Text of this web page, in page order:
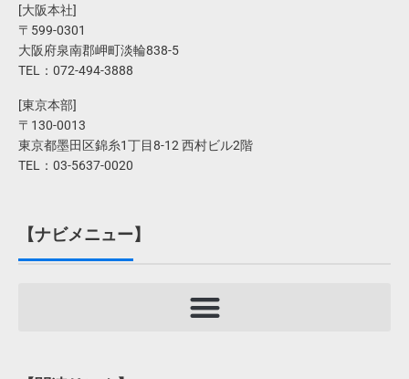
[大阪本社]
〒599-0301
大阪府泉南郡岬町淡輪838-5
TEL：072-494-3888
[東京本部]
〒130-0013
東京都墨田区錦糸1丁目8-12 西村ビル2階
TEL：03-5637-0020
【ナビメニュー】